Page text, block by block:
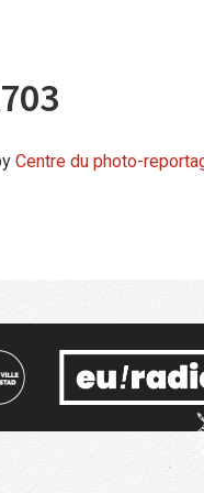
Centre du photo-